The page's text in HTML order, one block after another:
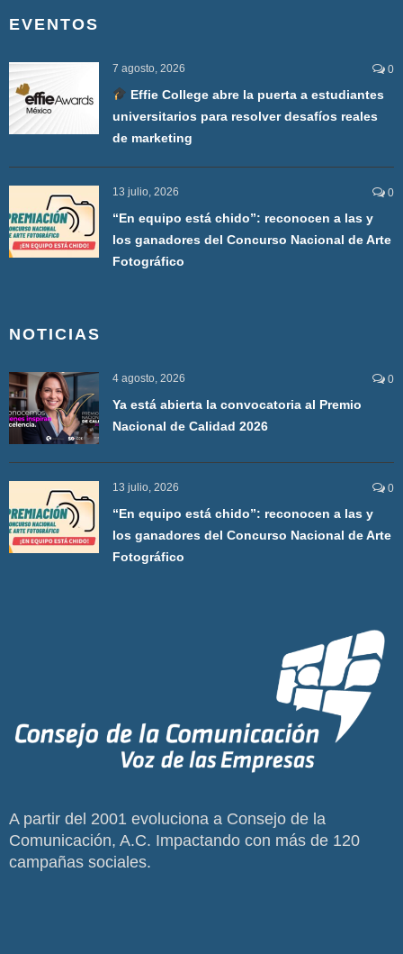
EVENTOS
7 agosto, 2026 0
Effie College abre la puerta a estudiantes
universitarios para resolver desafíos reales
de marketing
13 julio, 2026 0
“En equipo está chido”: reconocen a las y
los ganadores del Concurso Nacional de Arte
Fotográfico
NOTICIAS
4 agosto, 2026 0
Ya está abierta la convocatoria al Premio
Nacional de Calidad 2026
13 julio, 2026 0
“En equipo está chido”: reconocen a las y
los ganadores del Concurso Nacional de Arte
Fotográfico
A partir del 2001 evoluciona a Consejo de la
Comunicación, A.C. Impactando con más de 120
campañas sociales.